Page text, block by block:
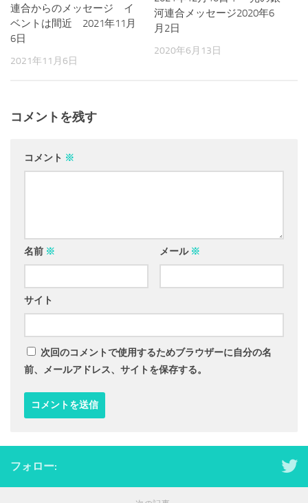
連合からのメッセージ イ
ベントは間近 2021年11月
6日
2021年11月6日
河連合メッセージ2020年6
月2日
2020年6月13日
コメントを残す
コメント ※
名前 ※ メール ※
サイト
次回のコメントで使用するためブラウザーに自分の名
前、メールアドレス、サイトを保存する。
フォロー: